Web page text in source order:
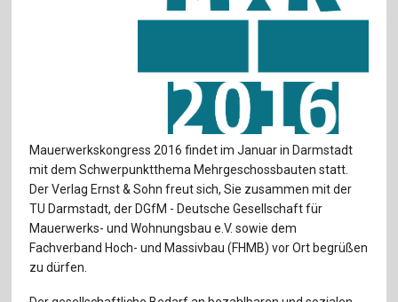
Sprache / Language: DE Sprache / Language: EN
Mauerwerkskongress 2016 findet im Januar in Darmstadt
mit dem Schwerpunktthema Mehrgeschossbauten statt.
Der Verlag Ernst & Sohn freut sich, Sie zusammen mit der
TU Darmstadt, der DGfM - Deutsche Gesellschaft für
Mauerwerks- und Wohnungsbau e.V. sowie dem
Fachverband Hoch- und Massivbau (FHMB) vor Ort begrüßen
zu dürfen.